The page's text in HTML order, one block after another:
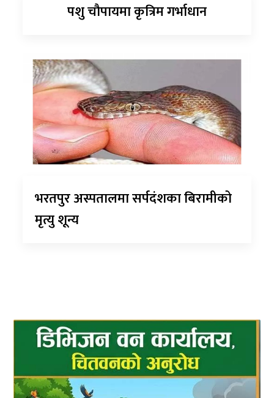
पशु चौपायमा कृत्रिम गर्भाधान
भरतपुर अस्पतालमा सर्पदंशका बिरामीको
मृत्यु शून्य